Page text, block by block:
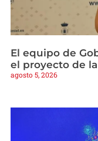
El equipo de
el proyecto de
agosto 5, 2026